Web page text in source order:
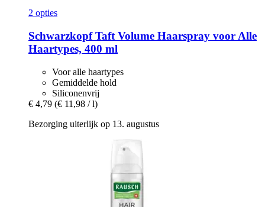
2 opties
SchwarzkopfTaft Volume Haarspray voor Alle
Haartypes, 400 ml
Voor alle haartypes
Gemiddelde hold
Siliconenvrij
€ 4,79 (€ 11,98 / l)
Bezorging uiterlijk op 13. augustus